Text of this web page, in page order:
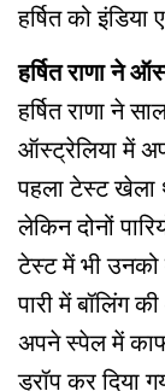
हर्षित को
हर्षित राणा ने
हर्षित राणा ने
ऑस्ट्रेलिया में
पहला टेस्ट खेला
लेकिन दोनों
टेस्ट में भी उनको
पारी में बॉलिंग
अपने स्पेल में
ड्रॉप कर दिया